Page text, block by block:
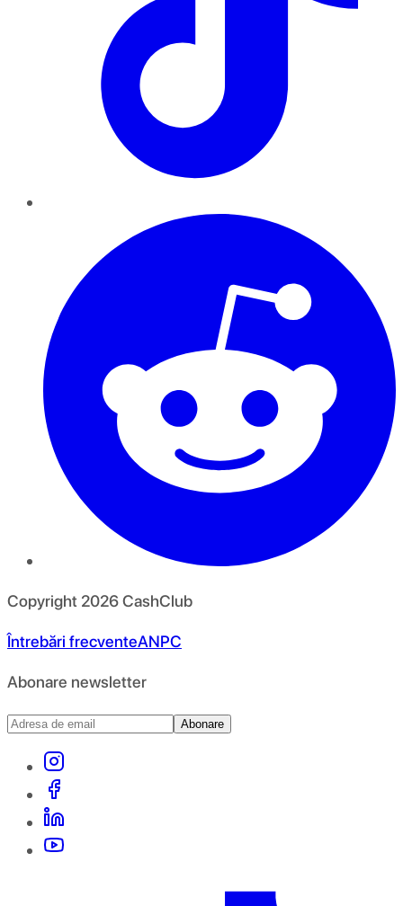
Copyright 2026CashClub
Întrebări frecventeANPC
Abonare newsletter
Abonare